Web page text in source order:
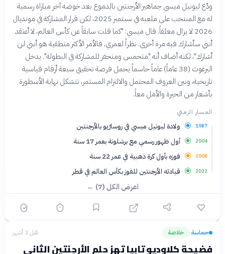
ودّع ليونيل ميسي جماهير الأرجنتين بالدموع بعد خوضه آخر مباراة رسمية
له مع المنتخب على ملعبه في سبتمبر 2025، لكن قرار المشاركة في مونديال
2026 لا يزال معلقاً. قال ميسي: "كما قلت سابقاً عن كأس العالم، لا أعتقد
أنني سأشارك فيه مرة أخرى. نظراً لعمري، فالأمر الأكثر منطقية هو أنني لن
أشارك"، لكنه أضاف أنه "متحمس ومتحفز للمشاركة في البطولة". يدخل
البرغوث (38 عاماً) عاماً حاسماً يحمل فرصة تحقيق سبعة أرقام قياسية
تاريخية، وبين العزوف المحتمل والالتزام المستمر، تتشكل نهاية الأسطورة
بأشعار من الحيرة والأمل معاً.
المسار الزمني
1987 ولادة ليونيل ميسي في روسارّيو بالأرجنتين
2004 أول ظهور رسمي مع برشلونة بعمر 17 سنة
2008 فوزه بأول كرة ذهبية في عمر 22 سنة
2022 قيادته الأرجنتين للفوز بكأس العالم في قطر
اعرض الكل (7) ←
حماسة› خلاصة قبل 3 أشهر
فضيحة كلاوديو تابيا تهز حلم الأرجنتين الثاني